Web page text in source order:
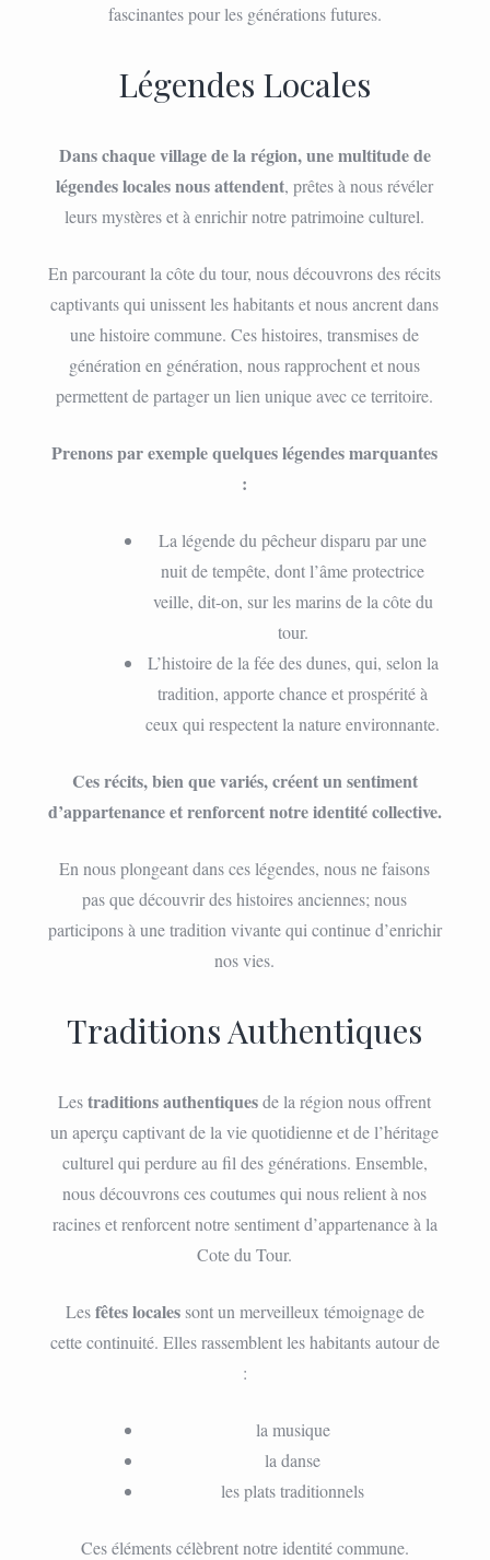
fascinantes pour les générations futures.
Légendes Locales
Dans chaque village de la région, une multitude de
légendes locales nous attendent, prêtes à nous révéler
leurs mystères et à enrichir notre patrimoine culturel.
En parcourant la côte du tour, nous découvrons des récits
captivants qui unissent les habitants et nous ancrent dans
une histoire commune. Ces histoires, transmises de
génération en génération, nous rapprochent et nous
permettent de partager un lien unique avec ce territoire.
Prenons par exemple quelques légendes marquantes
:
La légende du pêcheur disparu par une
nuit de tempête, dont l’âme protectrice
veille, dit-on, sur les marins de la côte du
tour.
L’histoire de la fée des dunes, qui, selon la
tradition, apporte chance et prospérité à
ceux qui respectent la nature environnante.
Ces récits, bien que variés, créent un sentiment
d’appartenance et renforcent notre identité collective.
En nous plongeant dans ces légendes, nous ne faisons
pas que découvrir des histoires anciennes; nous
participons à une tradition vivante qui continue d’enrichir
nos vies.
Traditions Authentiques
Lestraditions authentiquesde la région nous offrent
un aperçu captivant de la vie quotidienne et de l’héritage
culturel qui perdure au fil des générations. Ensemble,
nous découvrons ces coutumes qui nous relient à nos
racines et renforcent notre sentiment d’appartenance à la
Cote du Tour.
Lesfêtes localessont un merveilleux témoignage de
cette continuité. Elles rassemblent les habitants autour de
:
la musique
la danse
les plats traditionnels
Ces éléments célèbrent notre identité commune.